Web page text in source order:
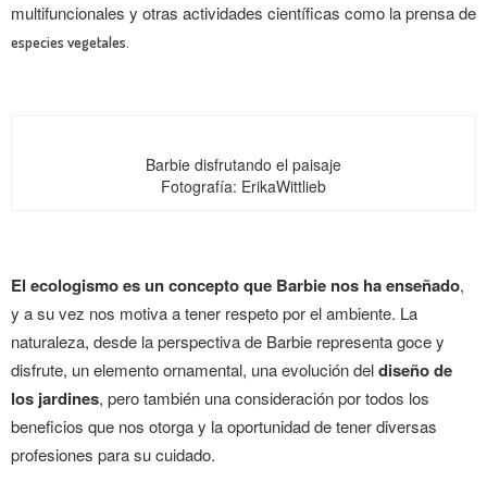
multifuncionales y otras actividades científicas como la prensa de
especies vegetales.
Barbie disfrutando el paisaje
Fotografía: ErikaWittlieb
El ecologismo es un concepto que Barbie nos ha enseñado,
y a su vez nos motiva a tener respeto por el ambiente. La
naturaleza, desde la perspectiva de Barbie representa goce y
disfrute, un elemento ornamental, una evolución deldiseño de
los jardines, pero también una consideración por todos los
beneficios que nos otorga y la oportunidad de tener diversas
profesiones para su cuidado.